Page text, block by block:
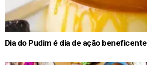
Dia do Pudim é dia de ação beneficente